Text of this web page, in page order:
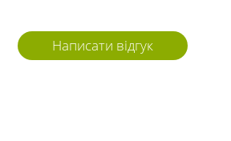
Написати відгук